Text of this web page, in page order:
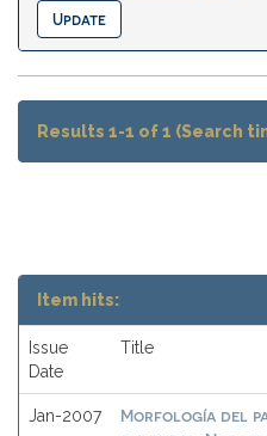
Results 1-1 of 1 (Search
Item hits:
Issue
Date
Title
Jan-2007
Morfología del